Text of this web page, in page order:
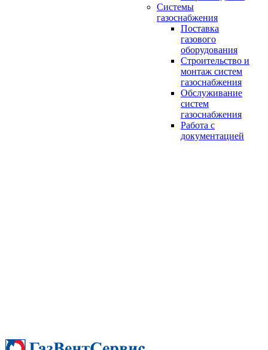
Системы
газоснабжения
Поставка
газового
оборудования
Строительство и
монтаж систем
газоснабжения
Обслуживание
систем
газоснабжения
Работа с
документацией